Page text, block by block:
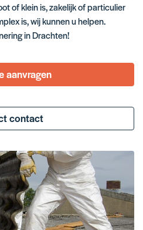
of klein is, zakelijk of particulier
is, wij kunnen u helpen.
in Drachten!
aanvragen
contact